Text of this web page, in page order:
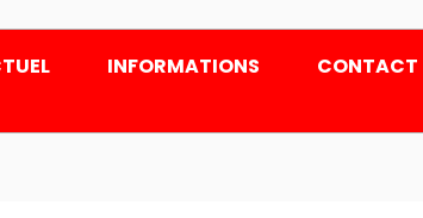
INFORMATIONS CONTACT